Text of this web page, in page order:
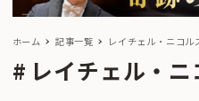
ホーム 記事一覧 レイチェル・ニコル
レイチェル・